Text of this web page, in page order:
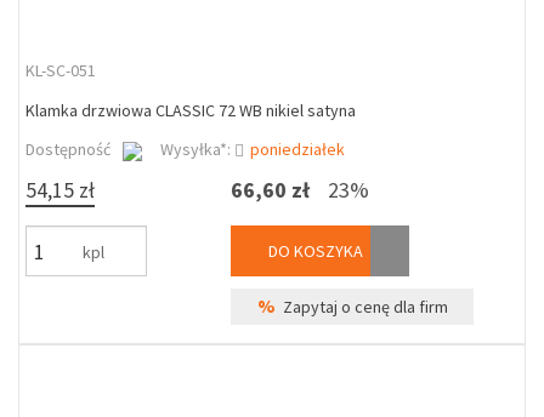
KL-SC-051
Klamka drzwiowa CLASSIC 72 WB nikiel satyna
Dostępność
Wysyłka*: poniedziałek
54,15 zł
kpl
66,60 zł 23%
DO KOSZYKA
% Zapytaj o cenę dla firm